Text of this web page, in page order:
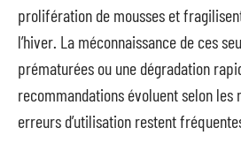
prolifération de mousses et
l’hiver. La méconnaissance de ces
prématurées ou une dégradation
recommandations évoluent selon les
erreurs d’utilisation restent